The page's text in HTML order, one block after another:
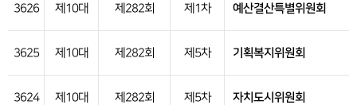
3626 제10대 제282회 제1차 예산결산특별위원회
3625 제10대 제282회 제5차 기획복지위원회
3624 제10대 제282회 제5차 자치도시위원회